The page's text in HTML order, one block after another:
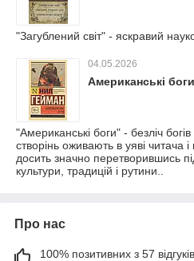
"Загублений світ" - яскравий
04.05.2026
Американські
"Американські боги" - безліч
створінь оживають в уяві читача і
досить значно перетворившись
культури, традицій і рутини..
Про нас
100% позитивних з 57